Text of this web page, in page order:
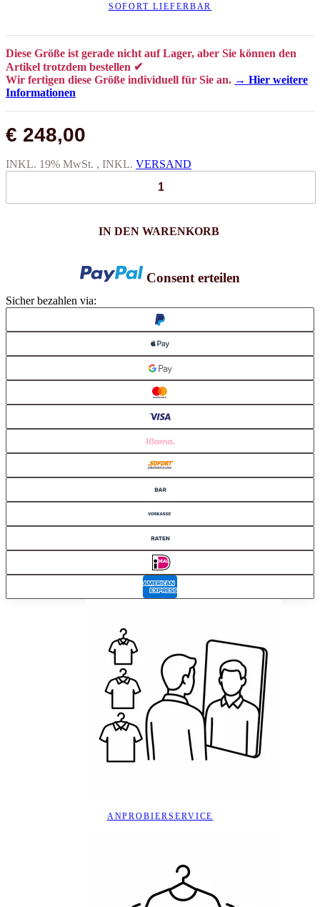
SOFORT LIEFERBAR
Diese Größe ist gerade nicht auf Lager, aber Sie können den
Artikel trotzdem bestellen ✔
Wir fertigen diese Größe individuell für Sie an. → Hier weitere
Informationen
€ 248,00
INKL. 19% MwSt. , INKL. VERSAND
IN DEN WARENKORB
Consent erteilen
Sicher bezahlen via:
ANPROBIERSERVICE